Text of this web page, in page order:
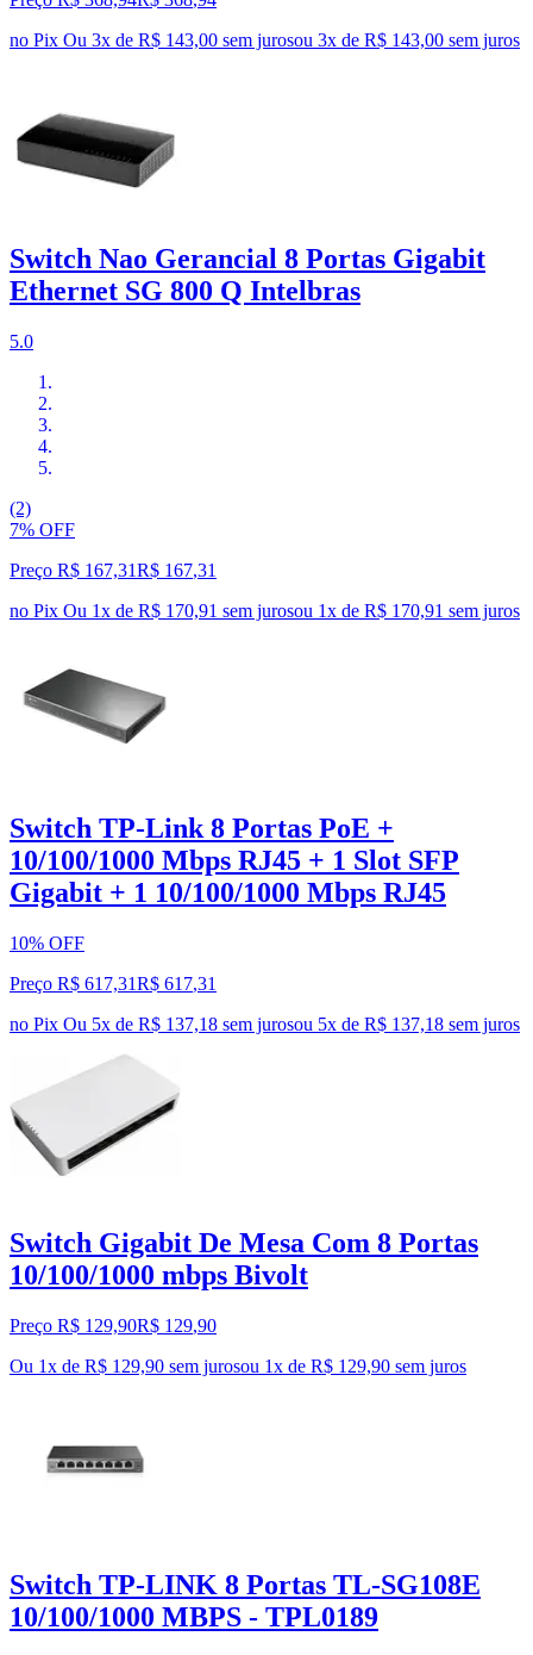
no Pix Ou 3x de R$ 143,00 sem jurosou 3x de R$ 143,00 sem juros
Switch Nao Gerancial 8 Portas Gigabit
Ethernet SG 800 Q Intelbras
5.0
(2)
7% OFF
Preço R$ 167,31R$ 167,31
no Pix Ou 1x de R$ 170,91 sem jurosou 1x de R$ 170,91 sem juros
Switch TP-Link 8 Portas PoE +
10/100/1000 Mbps RJ45 + 1 Slot SFP
Gigabit + 1 10/100/1000 Mbps RJ45
10% OFF
Preço R$ 617,31R$ 617,31
no Pix Ou 5x de R$ 137,18 sem jurosou 5x de R$ 137,18 sem juros
Switch Gigabit De Mesa Com 8 Portas
10/100/1000 mbps Bivolt
Preço R$ 129,90R$ 129,90
Ou 1x de R$ 129,90 sem jurosou 1x de R$ 129,90 sem juros
Switch TP-LINK 8 Portas TL-SG108E
10/100/1000 MBPS - TPL0189